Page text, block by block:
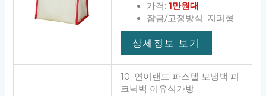
가격: 1만원대
잠금/고정방식: 지퍼형
상세정보 보기
10. 연이랜드 파스텔 보냉백 피
크닉백 이유식가방